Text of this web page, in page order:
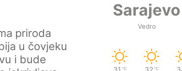
priroda
u čovjeku
i bude
Sarajevo
Vedro
31 ℃ 32 ℃